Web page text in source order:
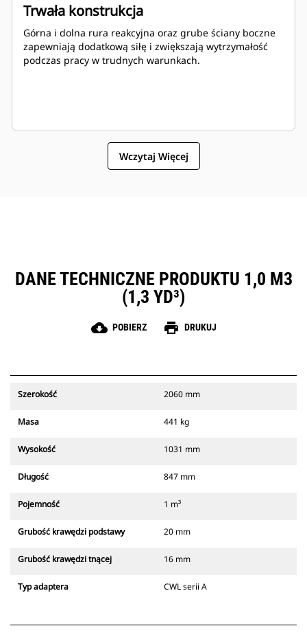
Trwała konstrukcja
Górna i dolna rura reakcyjna oraz grube ściany boczne
zapewniają dodatkową siłę i zwiększają wytrzymałość
podczas pracy w trudnych warunkach.
Wczytaj Więcej
DANE TECHNICZNE PRODUKTU 1,0 M3
(1,3 YD³)
cloud_download POBIERZ print DRUKUJ
Szerokość 2060 mm
Masa 441 kg
Wysokość 1031 mm
Długość 847 mm
Pojemność 1 m³
Grubość krawędzi podstawy 20 mm
Grubość krawędzi tnącej 16 mm
Typ adaptera CWL serii A